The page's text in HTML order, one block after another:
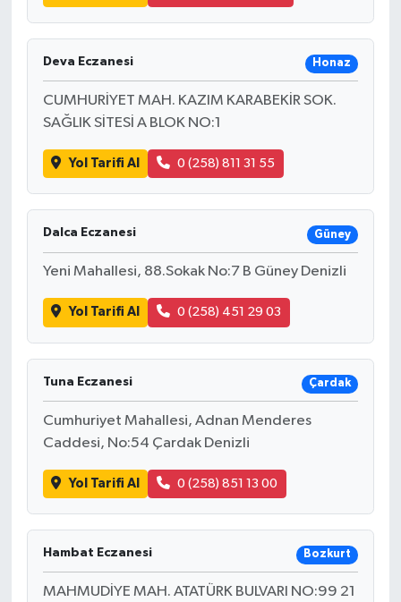
Deva Eczanesi Honaz
CUMHURİYET MAH. KAZIM KARABEKİR SOK.
SAĞLIK SİTESİ A BLOK NO:1
Yol Tarifi Al 0 (258) 811 31 55
Dalca Eczanesi Güney
Yeni Mahallesi, 88.Sokak No:7 B Güney Denizli
Yol Tarifi Al 0 (258) 451 29 03
Tuna Eczanesi Çardak
Cumhuriyet Mahallesi, Adnan Menderes
Caddesi, No:54 Çardak Denizli
Yol Tarifi Al 0 (258) 851 13 00
Hambat Eczanesi Bozkurt
MAHMUDİYE MAH. ATATÜRK BULVARI NO:99 21